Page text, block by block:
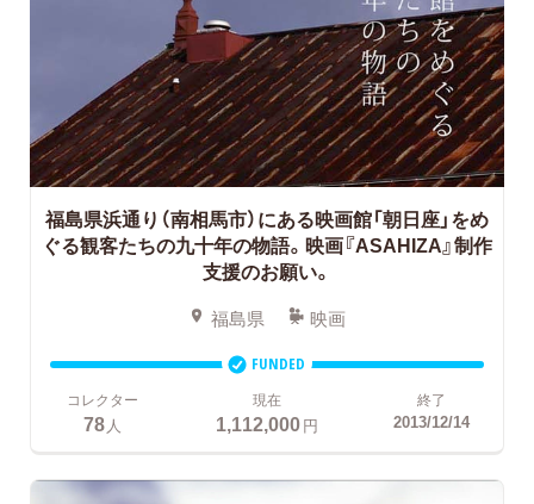
福島県浜通り（南相馬市）にある映画館「朝日座」をめ
ぐる観客たちの九十年の物語。映画『ASAHIZA』制作
支援のお願い。
福島県 映画
FUNDED
コレクター
78 人
現在
1,112,000円
終了
2013/12/14